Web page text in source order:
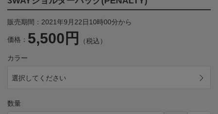
販売期間：2021年9月22日10時00分から
価格： 5,500円 （税込）
カラー
選択してください
数量